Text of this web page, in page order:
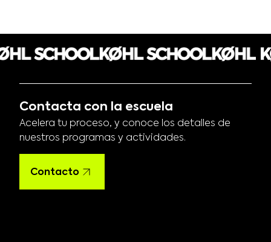
Contacta con la escuela
Acelera tu proceso, y conoce los detalles de
nuestros programas y actividades.
Contacto